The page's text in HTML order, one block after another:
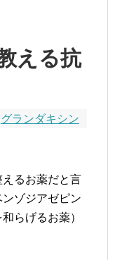
える抗
グランダキシン
るお薬だと言
ゾジアゼピン
らげるお薬）